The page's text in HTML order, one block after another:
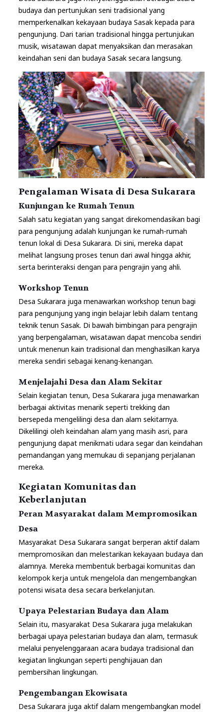
budaya dan pertunjukan seni tradisional yang
memperkenalkan kekayaan budaya Sasak kepada para
pengunjung. Dari tarian tradisional hingga pertunjukan
musik, wisatawan dapat menyaksikan dan merasakan
keindahan seni dan budaya Sasak secara langsung.
Pengalaman Wisata di Desa Sukarara
Kunjungan ke Rumah Tenun
Salah satu kegiatan yang sangat direkomendasikan bagi
para pengunjung adalah kunjungan ke rumah-rumah
tenun lokal di Desa Sukarara. Di sini, mereka dapat
melihat langsung proses tenun dari awal hingga akhir,
serta berinteraksi dengan para pengrajin yang ahli.
Workshop Tenun
Desa Sukarara juga menawarkan workshop tenun bagi
para pengunjung yang ingin belajar lebih dalam tentang
teknik tenun Sasak. Di bawah bimbingan para pengrajin
yang berpengalaman, wisatawan dapat mencoba sendiri
untuk menenun kain tradisional dan menghasilkan karya
mereka sendiri sebagai kenang-kenangan.
Menjelajahi Desa dan Alam Sekitar
Selain kegiatan tenun, Desa Sukarara juga menawarkan
berbagai aktivitas menarik seperti trekking dan
bersepeda mengelilingi desa dan alam sekitarnya.
Dikelilingi oleh keindahan alam yang masih asri, para
pengunjung dapat menikmati udara segar dan keindahan
pemandangan yang memukau di sepanjang perjalanan
mereka.
Kegiatan Komunitas dan
Keberlanjutan
Peran Masyarakat dalam Mempromosikan
Desa
Masyarakat Desa Sukarara sangat berperan aktif dalam
mempromosikan dan melestarikan kekayaan budaya dan
alamnya. Mereka membentuk berbagai komunitas dan
kelompok kerja untuk mengelola dan mengembangkan
potensi wisata desa secara berkelanjutan.
Upaya Pelestarian Budaya dan Alam
Selain itu, masyarakat Desa Sukarara juga melakukan
berbagai upaya pelestarian budaya dan alam, termasuk
melalui penyelenggaraan acara budaya tradisional dan
kegiatan lingkungan seperti penghijauan dan
pembersihan lingkungan.
Pengembangan Ekowisata
Desa Sukarara juga aktif dalam mengembangkan model